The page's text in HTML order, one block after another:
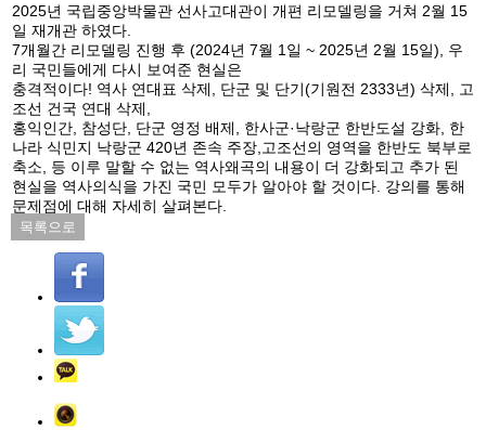
2025년 국립중앙박물관 선사고대관이 개편 리모델링을 거쳐 2월 15
일 재개관 하였다.
7개월간 리모델링 진행 후 (2024년 7월 1일 ~ 2025년 2월 15일), 우
리 국민들에게 다시 보여준 현실은
충격적이다! 역사 연대표 삭제, 단군 및 단기(기원전 2333년) 삭제, 고
조선 건국 연대 삭제,
홍익인간, 참성단, 단군 영정 배제, 한사군·낙랑군 한반도설 강화, 한
나라 식민지 낙랑군 420년 존속 주장,고조선의 영역을 한반도 북부로
축소, 등 이루 말할 수 없는 역사왜곡의 내용이 더 강화되고 추가 된
현실을 역사의식을 가진 국민 모두가 알아야 할 것이다. 강의를 통해
문제점에 대해 자세히 살펴본다.
목록으로